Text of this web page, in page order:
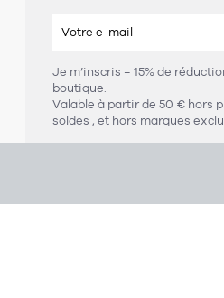
Je m’inscris = 15% de
boutique.
Valable à partir de 50 € hors
soldes , et hors marques